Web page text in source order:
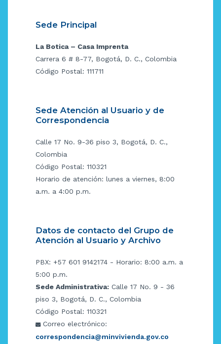
Sede Principal
La Botica – Casa Imprenta
Carrera 6 # 8-77, Bogotá, D. C., Colombia
Código Postal: 111711
Sede Atención al Usuario y de
Correspondencia
Calle 17 No. 9-36 piso 3, Bogotá, D. C.,
Colombia
Código Postal: 110321
Horario de atención: lunes a viernes, 8:00
a.m. a 4:00 p.m.
Datos de contacto del Grupo de
Atención al Usuario y Archivo
PBX: +57 601 9142174 - Horario: 8:00 a.m. a
5:00 p.m.
Sede Administrativa: Calle 17 No. 9 - 36
piso 3, Bogotá, D. C., Colombia
Código Postal: 110321
Correo electrónico:
correspondencia@minvivienda.gov.co